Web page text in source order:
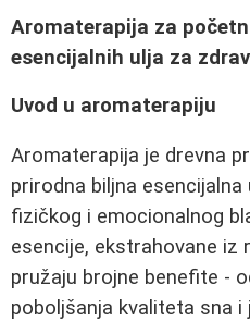
Aromaterapija za
esencijalnih ulja za
Uvod u aromaterapiju
Aromaterapija je drevna
prirodna biljna
fizičkog i emocionalnog
esencije, ekstrahovane iz
pružaju brojne benefite -
poboljšanja kvaliteta sna i